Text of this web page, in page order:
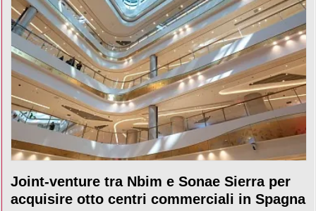
Joint-venture tra Nbim e Sonae Sierra per
acquisire otto centri commerciali in Spagna